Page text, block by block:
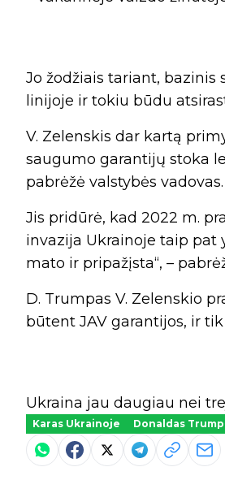
Jo žodžiais tariant,
linijoje ir tokiu būdu
V. Zelenskis dar kartą
saugumo garantijų stoka
pabrėžė valstybės vadovas.
Jis pridūrė, kad 2022 m.
invazija Ukrainoje taip pat
mato ir pripažįsta“, –
D. Trumpas V. Zelenskio
būtent JAV garantijos, ir
Ukraina jau daugiau nei
Karas Ukrainoje Donaldas